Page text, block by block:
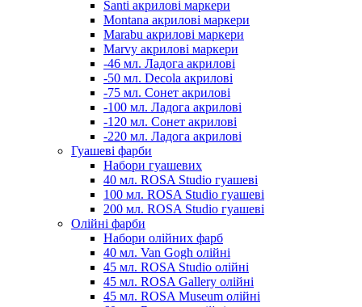
Santi акрилові маркери
Montana акрилові маркери
Marabu акрилові маркери
Marvy акрилові маркери
-46 мл. Ладога акрилові
-50 мл. Decola акрилові
-75 мл. Сонет акрилові
-100 мл. Ладога акрилові
-120 мл. Сонет акрилові
-220 мл. Ладога акрилові
Гуашеві фарби
Набори гуашевих
40 мл. ROSA Studio гуашеві
100 мл. ROSA Studio гуашеві
200 мл. ROSA Studio гуашеві
Олійні фарби
Набори олійних фарб
40 мл. Van Gogh олійні
45 мл. ROSA Studio олійні
45 мл. ROSA Gallery олійні
45 мл. ROSA Museum олійні